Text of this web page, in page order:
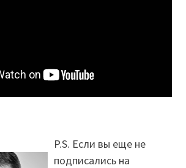
P.S. Если вы еще не
подписались на